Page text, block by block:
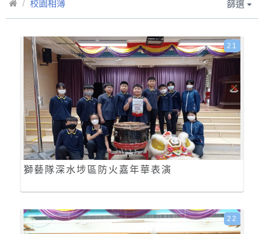
校園相簿 篩選
獅藝隊深水埗區防火嘉年華表演
21
22